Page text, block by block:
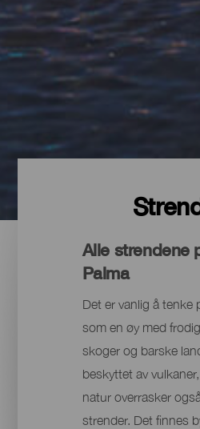
Alle strendene
Palma
Det er vanlig å tenke
som en øy med
skoger og barske
beskyttet av
natur overrasker
strender. Det finnes